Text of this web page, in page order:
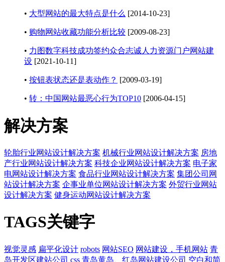
• 大型网站的最大特点是什么 [2014-10-23]
• 购物网站收藏功能分析比较 [2009-08-23]
• 力图数字科技成功签约众合志诚人力资源门户网站建
设 [2021-10-11]
• 按钮表状态还是表动作？ [2009-03-19]
• 转：中国网站最恶心行为TOP10 [2006-04-15]
解决方案
轮胎行业网站设计解决方案 机械行业网站设计解决方案 房地
产行业网站设计解决方案 科技企业网站设计解决方案 电子家
电网站设计解决方案 食品行业网站设计解决方案 集团公司网
站设计解决方案 企事业单位网站设计解决方案 外贸行业网站
设计解决方案 健身运动网站设计解决方案
TAGS关键字
视觉灵感 扁平化设计 robots 网站SEO 网站建设，手机网站 青
岛开发区建站公司 css 青岛黄岛、红岛网站建设公司 空白和简